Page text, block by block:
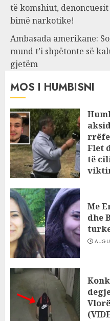
të komshiut,
bimë narkotike!
Ambasada amerikane:
mund t’i shpëtonte së
gjetëm
MOS I HUMBISNI
Flet
të
Me
dhe